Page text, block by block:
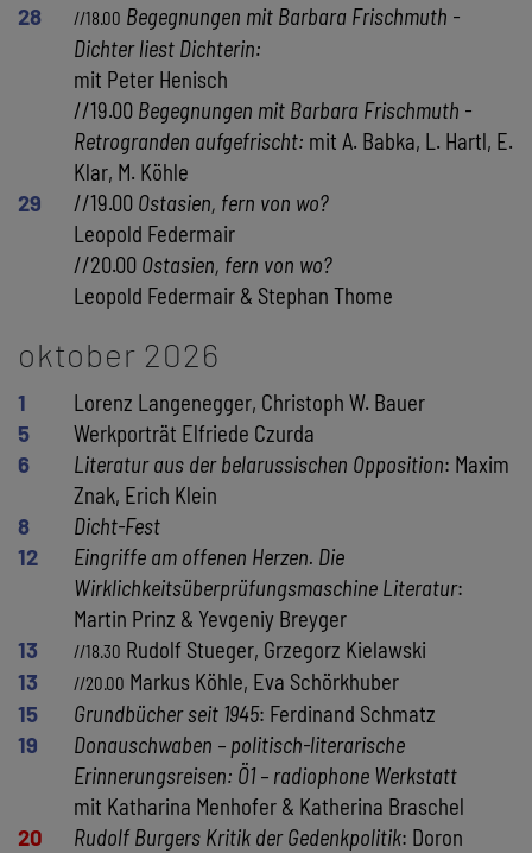
28
//18.00 Begegnungen mit Barbara Frischmuth -
Dichter liest Dichterin:
mit Peter Henisch
//19.00 Begegnungen mit Barbara Frischmuth -
Retrogranden aufgefrischt: mit A. Babka, L. Hartl, E.
Klar, M. Köhle
29
//19.00 Ostasien, fern von wo?
Leopold Federmair
//20.00 Ostasien, fern von wo?
Leopold Federmair & Stephan Thome
oktober 2026
1
Lorenz Langenegger, Christoph W. Bauer
5
Werkporträt Elfriede Czurda
6
Literatur aus der belarussischen Opposition: Maxim
Znak, Erich Klein
8
Dicht-Fest
12
Eingriffe am offenen Herzen. Die
Wirklichkeitsüberprüfungsmaschine Literatur:
Martin Prinz & Yevgeniy Breyger
13
//18.30 Rudolf Stueger, Grzegorz Kielawski
13
//20.00 Markus Köhle, Eva Schörkhuber
15
Grundbücher seit 1945: Ferdinand Schmatz
19
Donauschwaben – politisch-literarische
Erinnerungsreisen: Ö1 – radiophone Werkstatt
mit Katharina Menhofer & Katherina Braschel
20
Rudolf Burgers Kritik der Gedenkpolitik: Doron